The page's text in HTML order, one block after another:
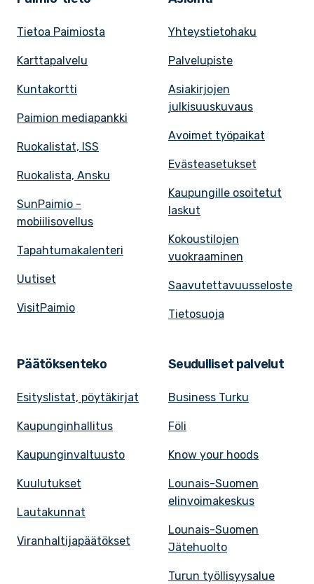
Tietoa Paimiosta
Karttapalvelu
Kuntakortti
Paimion mediapankki
Ruokalistat, ISS
Ruokalista, Ansku
SunPaimio -
mobiilisovellus
Tapahtumakalenteri
Uutiset
VisitPaimio
Yhteystietohaku
Palvelupiste
Asiakirjojen
julkisuuskuvaus
Avoimet työpaikat
Evästeasetukset
Kaupungille osoitetut
laskut
Kokoustilojen
vuokraaminen
Saavutettavuusseloste
Tietosuoja
Päätöksenteko
Esityslistat, pöytäkirjat
Kaupunginhallitus
Kaupunginvaltuusto
Kuulutukset
Lautakunnat
Viranhaltijapäätökset
Seudulliset palvelut
Business Turku
Föli
Know your hoods
Lounais-Suomen
elinvoimakeskus
Lounais-Suomen
Jätehuolto
Turun työllisyysalue